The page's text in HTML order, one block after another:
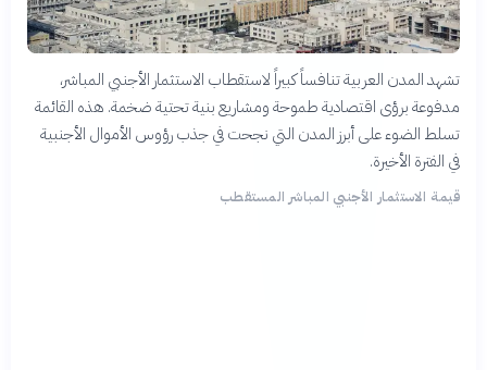
تشهد المدن العربية تنافساً كبيراً لاستقطاب الاستثمار الأجنبي المباشر،
مدفوعة برؤى اقتصادية طموحة ومشاريع بنية تحتية ضخمة. هذه القائمة
تسلط الضوء على أبرز المدن التي نجحت في جذب رؤوس الأموال الأجنبية
في الفترة الأخيرة.
قيمة الاستثمار الأجنبي المباشر المستقطب